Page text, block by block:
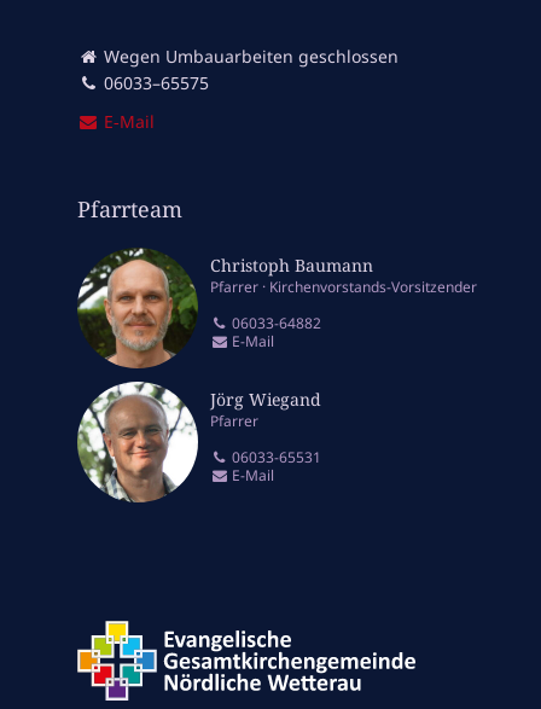
Wegen Umbauarbeiten geschlossen
06033–65575
E‑Mail
Pfarrteam
Christoph Baumann
Pfarrer Kirchenvorstands-Vorsitzender
06033-64882
E-Mail
Jörg Wiegand
Pfarrer
06033-65531
E-Mail